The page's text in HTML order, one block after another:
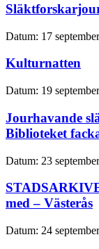
Datum: 17
Kulturnatten
Datum: 19
Jourhavande
Biblioteket
Datum: 23
med – Västerås
Datum: 24